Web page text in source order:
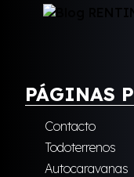
PÁGINAS
Contacto
Todoterrenos
Autocaravanas